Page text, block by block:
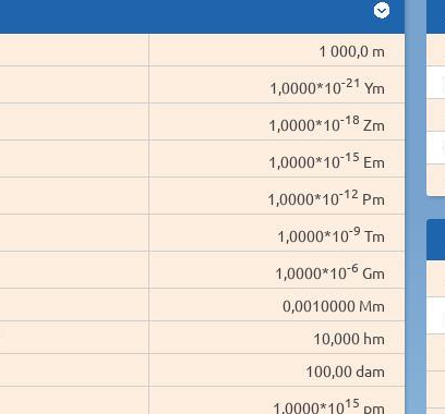
1 000,0 m
1,0000*10-21 Ym
1,0000*10-18 Zm
1,0000*10-15 Em
1,0000*10-12 Pm
1,0000*10-9 Tm
1,0000*10-6 Gm
0,0010000 Mm
10,000 hm
100,00 dam
1,0000*1015 pm